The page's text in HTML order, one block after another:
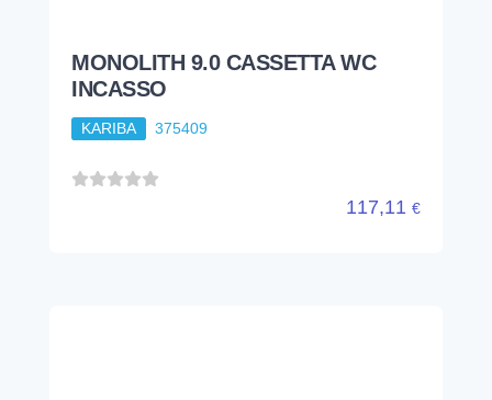
MONOLITH 9.0 CASSETTA WC
INCASSO
KARIBA 375409
117,11 €